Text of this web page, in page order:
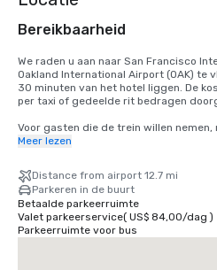
Bereikbaarheid
We raden u aan naar San Francisco
Oakland International Airport (OAK) te
30 minuten van het hotel liggen. De
per taxi of gedeelde rit bedragen
Voor gasten die de trein willen
(BART) elke 15-20 minuten tussen
internationale terminal. Stap uit de
Station. Het Palace Hotel ligt op de
Montgomery Street, direct tegenover
kosten bedragen $8,65. De reistijd is
Meer lezen
Distance from airport 12.7 mi
Parkeren in de buurt
Betaalde parkeerruimte
Valet parkeerservice( US$ 84,00/dag )
Parkeerruimte voor bus